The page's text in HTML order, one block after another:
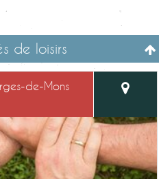
de loisirs
de-Mons